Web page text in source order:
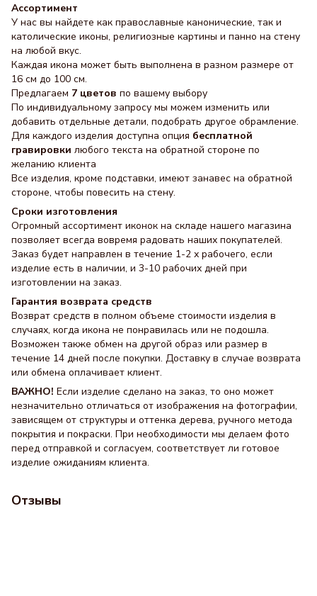
Ассортимент
У нас вы найдете как православные канонические, так и
католические иконы, религиозные картины и панно на стену
на любой вкус.
Каждая икона может быть выполнена в разном размере от
16 см до 100 см.
Предлагаем 7 цветов по вашему выбору
По индивидуальному запросу мы можем изменить или
добавить отдельные детали, подобрать другое обрамление.
Для каждого изделия доступна опция бесплатной
гравировки любого текста на обратной стороне по
желанию клиента
Все изделия, кроме подставки, имеют занавес на обратной
стороне, чтобы повесить на стену.
Сроки изготовления
Огромный ассортимент иконок на складе нашего магазина
позволяет всегда вовремя радовать наших покупателей.
Заказ будет направлен в течение 1-2 х рабочего, если
изделие есть в наличии, и 3-10 рабочих дней при
изготовлении на заказ.
Гарантия возврата средств
Возврат средств в полном объеме стоимости изделия в
случаях, когда икона не понравилась или не подошла.
Возможен также обмен на другой образ или размер в
течение 14 дней после покупки. Доставку в случае возврата
или обмена оплачивает клиент.
ВАЖНО! Если изделие сделано на заказ, то оно может
незначительно отличаться от изображения на фотографии,
зависящем от структуры и оттенка дерева, ручного метода
покрытия и покраски. При необходимости мы делаем фото
перед отправкой и согласуем, соответствует ли готовое
изделие ожиданиям клиента.
Отзывы